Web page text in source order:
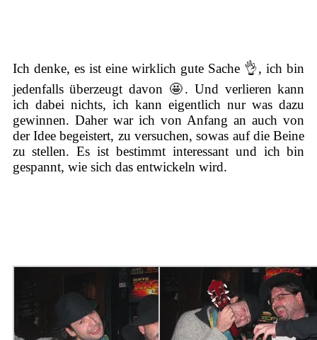
Ich denke, es ist eine wirklich gute Sache 👌, ich bin
jedenfalls überzeugt davon 🤩. Und verlieren kann
ich dabei nichts, ich kann eigentlich nur was dazu
gewinnen. Daher war ich von Anfang an auch von
der Idee begeistert, zu versuchen, sowas auf die Beine
zu stellen. Es ist bestimmt interessant und ich bin
gespannt, wie sich das entwickeln wird.